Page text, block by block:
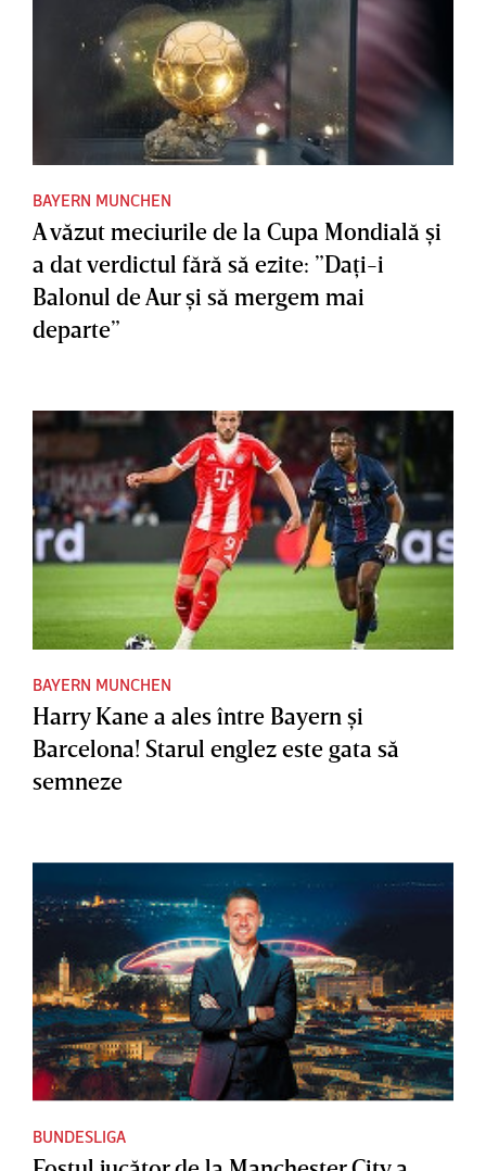
BAYERN MUNCHEN
A văzut meciurile de la Cupa Mondială şi
a dat verdictul fără să ezite: ”Daţi-i
Balonul de Aur şi să mergem mai
departe”
BAYERN MUNCHEN
Harry Kane a ales între Bayern şi
Barcelona! Starul englez este gata să
semneze
BUNDESLIGA